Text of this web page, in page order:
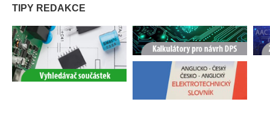
TIPY REDAKCE